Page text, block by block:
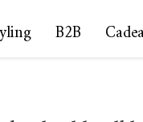
B2B